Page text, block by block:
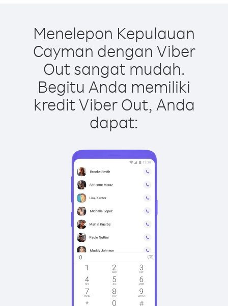
Menelepon Kepulauan
Cayman dengan Viber
Out sangat mudah.
Begitu Anda memiliki
kredit Viber Out, Anda
dapat: